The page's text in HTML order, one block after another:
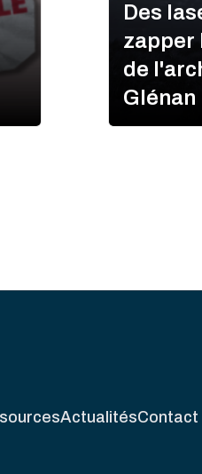
Des
zapper
de
Glénan
ActualitésContact